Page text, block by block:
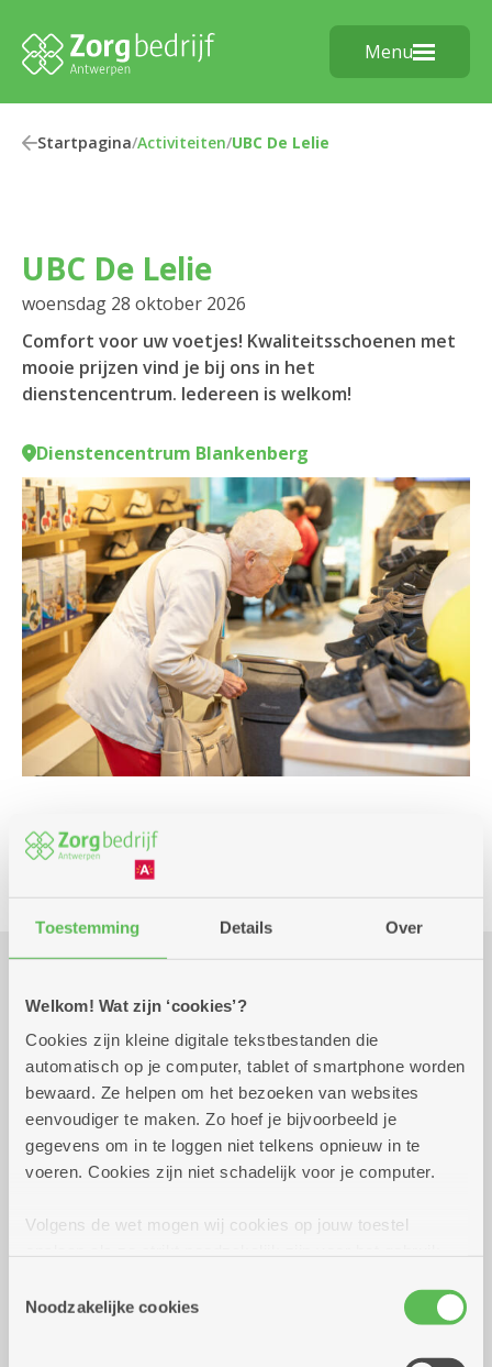
Toestemming Details Over
Welkom! Wat zijn ‘cookies’?
Cookies zijn kleine digitale tekstbestanden die
automatisch op je computer, tablet of smartphone worden
bewaard. Ze helpen om het bezoeken van websites
eenvoudiger te maken. Zo hoef je bijvoorbeeld je
gegevens om in te loggen niet telkens opnieuw in te
voeren. Cookies zijn niet schadelijk voor je computer.
Volgens de wet mogen wij cookies op jouw toestel
cookies hebben we jouw toestemming nodig. Sommige
cookies worden geplaatst door derde partijen die een
Noodzakelijke cookies
Menu
Startpagina/Activiteiten/UBC De Lelie
UBC De Lelie
woensdag 28 oktober 2026
Comfort voor uw voetjes! Kwaliteitsschoenen met
mooie prijzen vind je bij ons in het
dienstencentrum. Iedereen is welkom!
Dienstencentrum Blankenberg
Markt
Praktisch
woensdag 28 oktober
2026
11.00 uur tot 16.00
uur
gratis inkom
Reserveer vervoer
Dienstencentrum Blankenberg
2180 Ekeren